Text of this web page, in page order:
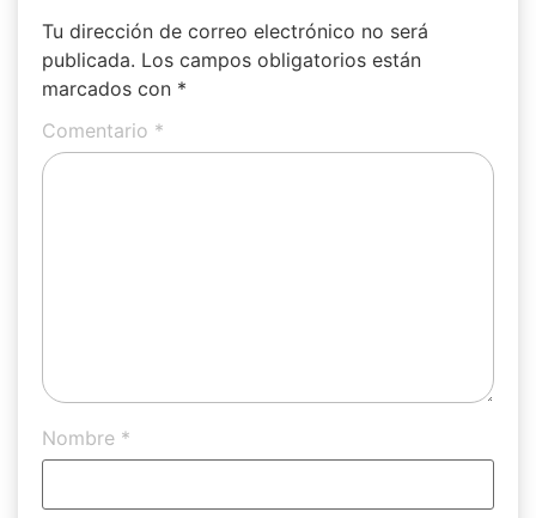
Tu dirección de correo electrónico no será
publicada. Los campos obligatorios están
marcados con *
Comentario *
Nombre *